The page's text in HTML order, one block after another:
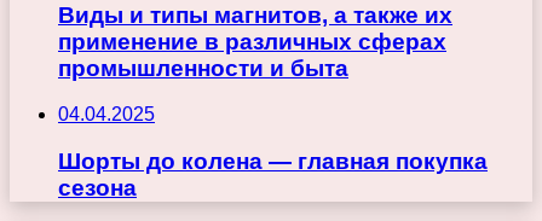
Виды и типы магнитов, а также их
применение в различных сферах
промышленности и быта
04.04.2025
Шорты до колена — главная покупка
сезона